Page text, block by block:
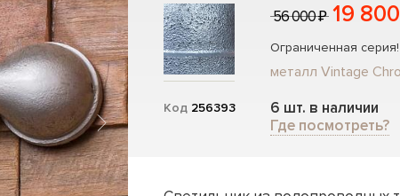
Код 256393
56 000 ₽ 19
Ограниченная серия!
металл Vintage
6 шт. в наличии
Где посмотреть?